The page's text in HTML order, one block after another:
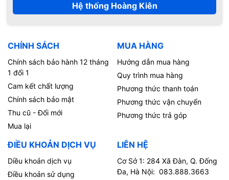
Hệ thống Hoàng Kiên
CHÍNH SÁCH
Chính sách bảo hành 12 tháng
1 đổi 1
Cam kết chất lượng
Chính sách bảo mật
Thu cũ - Đổi mới
Mua lại
MUA HÀNG
Hướng dẫn mua hàng
Quy trình mua hàng
Phương thức thanh toán
Phương thức vận chuyển
Phương thức trả góp
ĐIỀU KHOẢN DỊCH VỤ
Diều khoản dịch vụ
Điều khoản sử dụng
LIÊN HỆ
Cơ Sở 1: 284 Xã Đàn, Q. Đống
Đa, Hà Nội: 083.888.3663